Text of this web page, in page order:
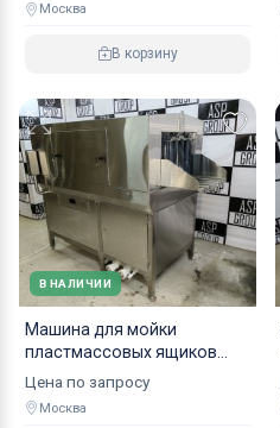
Москва
В корзину
В НАЛИЧИИ
Машина для мойки
пластмассовых ящиков
ASP-MMOT-300
Цена по запросу
Москва